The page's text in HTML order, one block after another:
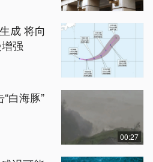
成 将向
强
白海豚”
00:27